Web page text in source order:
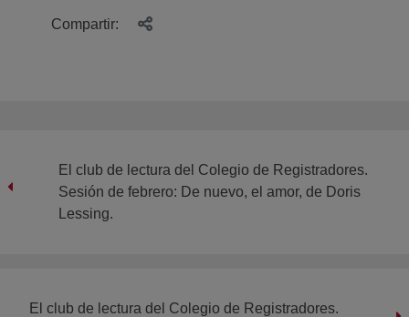
Compartir:
El club de lectura del Colegio de Registradores.
Sesión de febrero: De nuevo, el amor, de Doris
Lessing.
El club de lectura del Colegio de Registradores.